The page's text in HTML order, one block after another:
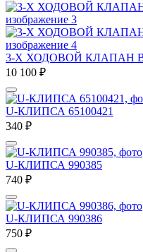
3-Х ХОДОВОЙ КЛАПАН В
10 100 ₽
U-КЛИПСА 65100421
340 ₽
U-КЛИПСА 990385
740 ₽
U-КЛИПСА 990386
750 ₽